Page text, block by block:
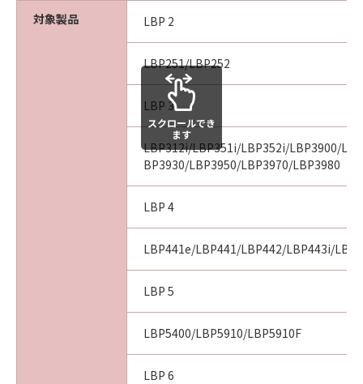
キヤノン株式会社
対象製品 LBP 2
LBP251/LBP252
LBP 3
LBP312i/LBP351i/LBP352i/LBP3900/
BP3930/LBP3950/LBP3970/LBP3980
LBP 4
LBP441e/LBP441/LBP442/LBP443i/
LBP 5
LBP5400/LBP5910/LBP5910F
LBP 6
スクロールでき
ます